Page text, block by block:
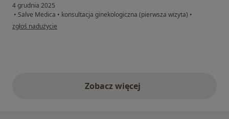
4 grudnia 2025
• Salve Medica • konsultacja ginekologiczna (pierwsza wizyta) •
w opinii użytkownika Pacjent
zgłoś nadużycie
Zobacz więcejopinie powyżej